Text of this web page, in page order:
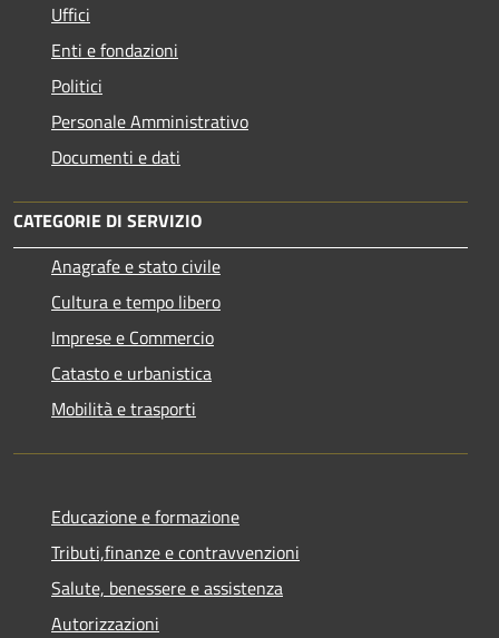
Uffici
Enti e fondazioni
Politici
Personale Amministrativo
Documenti e dati
CATEGORIE DI SERVIZIO
Anagrafe e stato civile
Cultura e tempo libero
Imprese e Commercio
Catasto e urbanistica
Mobilità e trasporti
Educazione e formazione
Tributi,finanze e contravvenzioni
Salute, benessere e assistenza
Autorizzazioni